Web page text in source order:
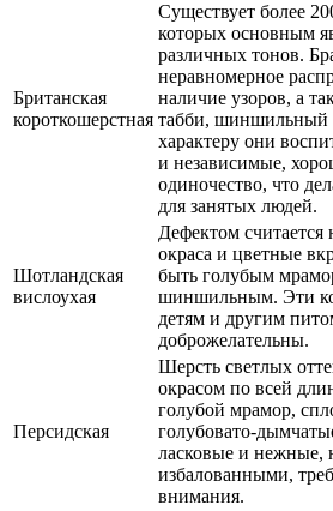
Британская
короткошерстная
Существует более
которых основным
различных тонов.
неравномерное
наличие узоров, а
табби, шиншильный
характеру они
и независимые,
одиночество, что
для занятых людей.
Шотландская
вислоухая
Дефектом считается
окраса и цветные
быть голубым
шиншильным. Эти
детям и другим
доброжелательны.
Персидская
Шерсть светлых
окрасом по всей
голубой мрамор,
голубовато-
ласковые и нежные,
избалованными,
внимания.